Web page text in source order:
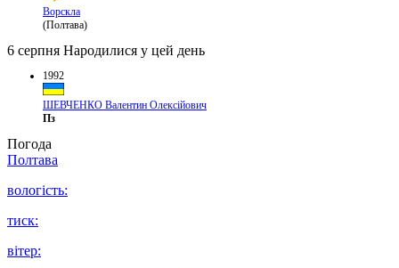
Ворскла
(Полтава)
6 серпня Народилися у цей день
1992
ШЕВЧЕНКО Валентин Олексійович
Пз
Погода
Полтава
вологість:
тиск:
вітер: